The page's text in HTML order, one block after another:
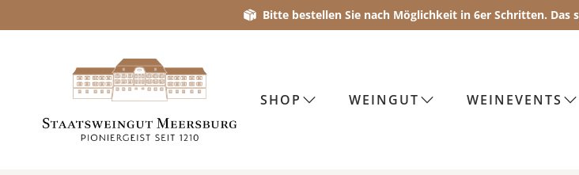
Bitte bestellen Sie nach Möglichkeit in 6er Schritten.
SHOP WEINGUT WEINEVENTS